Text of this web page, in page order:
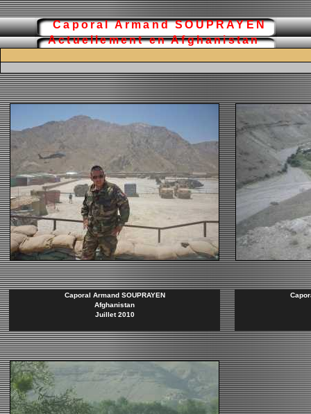
Caporal Armand SOUPRAYEN
Actuellement en Afghanistan
Caporal Armand SOUPRAYEN
Afghanistan
Juillet 2010